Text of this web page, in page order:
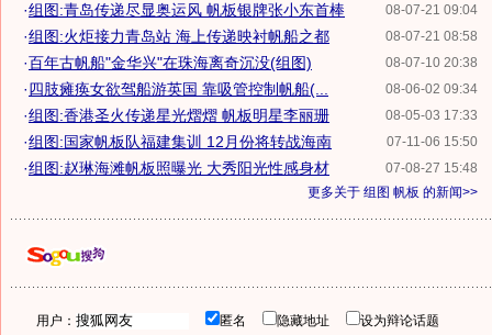
08-07-21 09:04
·组图:青岛传递尽显奥运风 帆板银牌张小东首棒
08-07-21 08:58
·组图:火炬接力青岛站 海上传递映衬帆船之都
08-07-10 20:38
·百年古帆船"金华兴"在珠海离奇沉没(组图)
08-06-02 09:34
·四肢瘫痪女欲驾船游英国 靠吸管控制帆船(...
08-05-03 17:33
·组图:香港圣火传递星光熠熠 帆板明星李丽珊
07-11-06 15:50
·组图:国家帆板队福建集训 12月份将转战海南
07-08-27 15:48
·组图:赵琳海滩帆板照曝光 大秀阳光性感身材
更多关于 组图 帆板 的新闻>>
用户： 匿名 隐藏地址
设为辩论话题